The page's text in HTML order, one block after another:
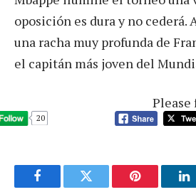
oposición es dura y no cederá.
una racha muy profunda de
el capitán más joven del
20
FacebookTwitter Pinterest